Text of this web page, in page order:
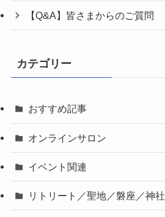
【Q&A】皆さまからのご質問
カテゴリー
おすすめ記事
オンラインサロン
イベント関連
リトリート／聖地／磐座／神社